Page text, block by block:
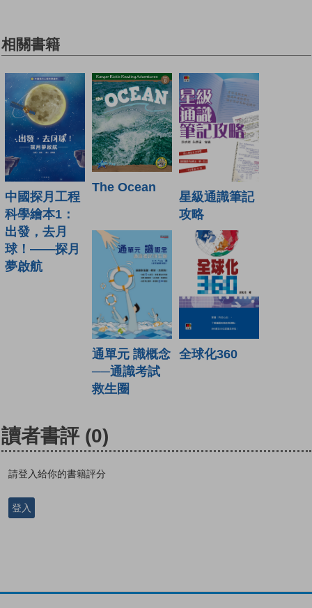
相關書籍
中國探月工程
科學繪本1：
出發，去月
球！——探月
夢啟航
The Ocean
星級通識筆記
攻略
通單元 識概念
──通識考試
救生圈
全球化360
讀者書評 (0)
請登入給你的書籍評分
登入